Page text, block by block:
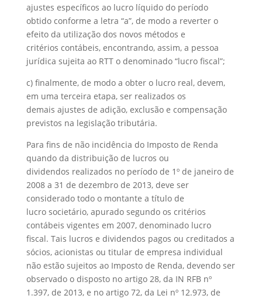
ajustes específicos ao lucro líquido do período
obtido conforme a letra “a”, de modo a reverter o
efeito da utilização dos novos métodos e
critérios contábeis, encontrando, assim, a pessoa
jurídica sujeita ao RTT o denominado “lucro fiscal”;
c) finalmente, de modo a obter o lucro real, devem,
em uma terceira etapa, ser realizados os
demais ajustes de adição, exclusão e compensação
previstos na legislação tributária.
Para fins de não incidência do Imposto de Renda
quando da distribuição de lucros ou
dividendos realizados no período de 1º de janeiro de
2008 a 31 de dezembro de 2013, deve ser
considerado todo o montante a título de
lucro societário, apurado segundo os critérios
contábeis vigentes em 2007, denominado lucro
fiscal. Tais lucros e dividendos pagos ou creditados a
sócios, acionistas ou titular de empresa individual
não estão sujeitos ao Imposto de Renda, devendo ser
observado o disposto no artigo 28, da IN RFB nº
1.397, de 2013, e no artigo 72, da Lei nº 12.973, de